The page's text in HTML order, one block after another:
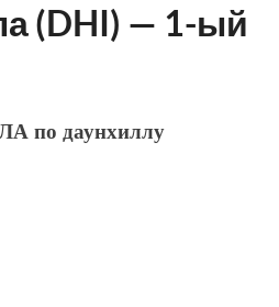
(DHI) — 1-ый
по даунхиллу